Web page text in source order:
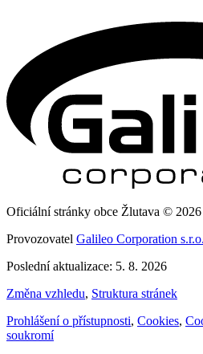
Oficiální stránky obce Žlutava © 2026
Provozovatel Galileo Corporation s.r.o.
Poslední aktualizace: 5. 8. 2026
Změna vzhledu, Struktura stránek
Prohlášení o přístupnosti, Cookies,
soukromí